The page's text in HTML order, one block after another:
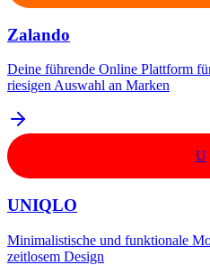
Zalando
Deine führende Online Plattform
riesigen Auswahl an Marken
U
UNIQLO
Minimalistische und funktionale
zeitlosem Design